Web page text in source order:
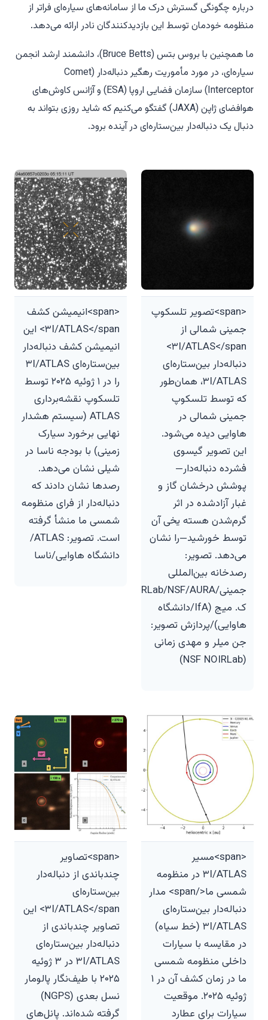
درباره چگونگی گسترش درک ما از سامانه‌های سیاره‌ای فراتر از
منظومه خودمان توسط این بازدیدکنندگان نادر ارائه می‌دهد.
ما همچنین با بروس بتس (Bruce Betts)، دانشمند ارشد انجمن
سیاره‌ای، در مورد مأموریت رهگیر دنباله‌دار (Comet
Interceptor) سازمان فضایی اروپا (ESA) و آژانس کاوش‌های
هوافضای ژاپن (JAXA) گفتگو می‌کنیم که شاید روزی بتواند به
دنبال یک دنباله‌دار بین‌ستاره‌ای در آینده برود.
<span>تصویر تلسکوپ
جمینی شمالی از
۳I/ATLAS</span>
دنباله‌دار بین‌ستاره‌ای
۳I/ATLAS، همان‌طور
که توسط تلسکوپ
جمینی شمالی در
هاوایی دیده می‌شود.
این تصویر گیسوی
فشرده دنباله‌دار—
پوشش درخشان گاز و
غبار آزادشده در اثر
گرم‌شدن هسته یخی آن
توسط خورشید—را نشان
می‌دهد. تصویر:
رصدخانه بین‌المللی
ک. میج (IfA/دانشگاه
هاوایی)/پردازش تصویر:
جن میلر و مهدی زمانی
(NSF NOIRLab)
<span>انیمیشن کشف
۳I/ATLAS</span> این
انیمیشن کشف دنباله‌دار
بین‌ستاره‌ای ۳I/ATLAS
را در ۱ ژوئیه ۲۰۲۵ توسط
تلسکوپ نقشه‌برداری
ATLAS (سیستم هشدار
نهایی برخورد سیارک
زمینی) با بودجه ناسا در
شیلی نشان می‌دهد.
رصدها نشان دادند که
دنباله‌دار از فرای منظومه
شمسی ما منشأ گرفته
است. تصویر: ATLAS/
دانشگاه هاوایی/ناسا
<span>مسیر
۳I/ATLAS در منظومه
شمسی ما</span> مدار
دنباله‌دار بین‌ستاره‌ای
۳I/ATLAS (خط سیاه)
در مقایسه با سیارات
داخلی منظومه شمسی
ما در زمان کشف آن در ۱
ژوئیه ۲۰۲۵. موقعیت
سیارات برای عطارد
<span>تصاویر
چندباندی از دنباله‌دار
بین‌ستاره‌ای
۳I/ATLAS</span> این
تصاویر چندباندی از
دنباله‌دار بین‌ستاره‌ای
۳I/ATLAS در ۳ ژوئیه
۲۰۲۵ با طیف‌نگار پالومار
نسل بعدی (NGPS)
گرفته شده‌اند. پانل‌های